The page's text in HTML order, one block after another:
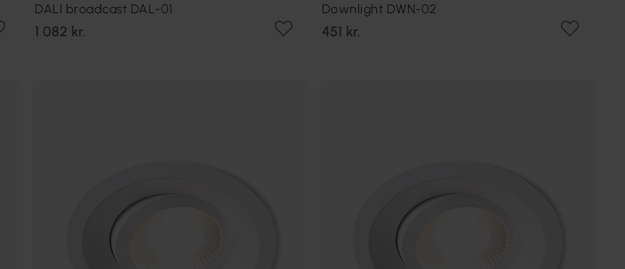
DALI broadcast DAL-01
1 082 kr.
Downlight DWN-02
451 kr.